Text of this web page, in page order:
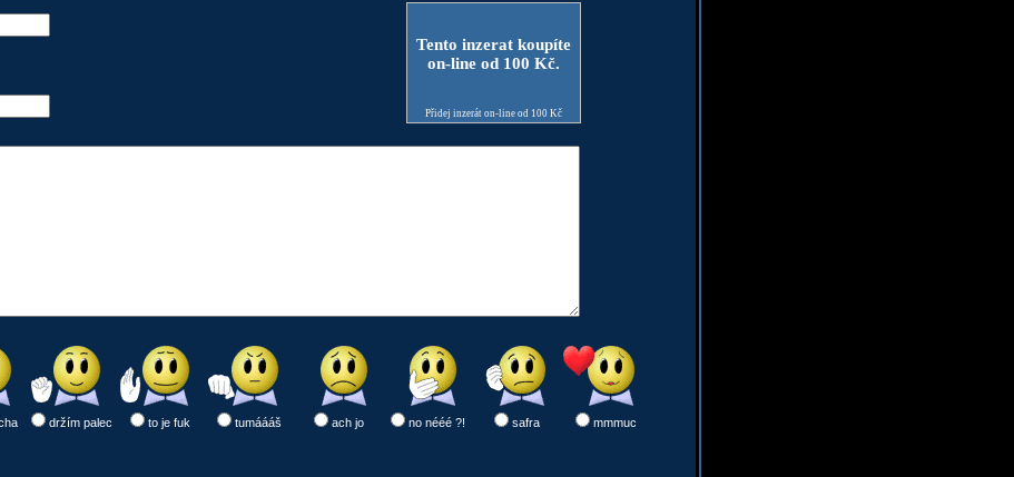
Tento inzerat koupíte
on-line od 100 Kč.
Přidej inzerát on-line od 100 Kč
držím palec to je fuk tumáááš ach jo no nééé ?! safra
mmmuc